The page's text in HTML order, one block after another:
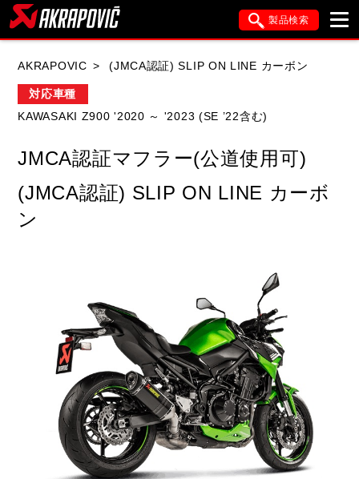
製品検索
MOTO GUZZI
SYM TRIUMPH VESPA
閉じる
AKRAPOVIC (JMCA認証) SLIP ON LINE カーボン
対応車種
KAWASAKI Z900 '2020 ～ '2023 (SE ’22含む)
JMCA認証マフラー(公道使用可)
(JMCA認証) SLIP ON LINE カーボ
ン